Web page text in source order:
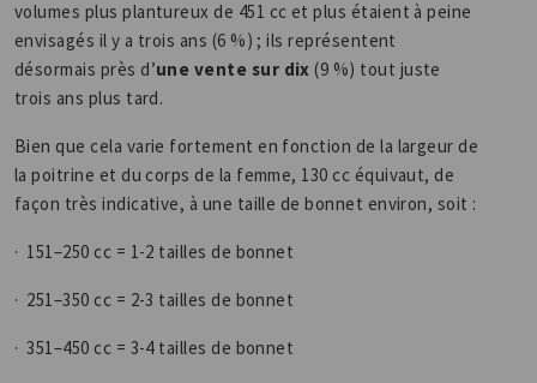
volumes plus plantureux de 451 cc et plus étaient à peine
envisagés il y a trois ans (6 %) ; ils représentent
désormais près d’une vente sur dix (9 %) tout juste
trois ans plus tard.
Bien que cela varie fortement en fonction de la largeur de
la poitrine et du corps de la femme, 130 cc équivaut, de
façon très indicative, à une taille de bonnet environ, soit :
· 151–250 cc = 1-2 tailles de bonnet
· 251–350 cc = 2-3 tailles de bonnet
· 351–450 cc = 3-4 tailles de bonnet